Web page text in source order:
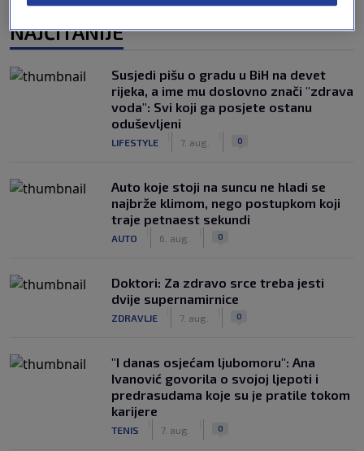
NAJČITANIJE
Susjedi pišu o gradu u BiH na devet
rijeka, a ime mu doslovno znači "zdrava
voda": Svi koji ga posjete ostanu
oduševljeni
LIFESTYLE 7. aug. 0
Auto koje stoji na suncu ne hladi se
najbrže klimom, nego postupkom koji
traje petnaest sekundi
AUTO 6. aug. 0
Doktori: Za zdravo srce treba jesti
dvije supernamirnice
ZDRAVLJE 7. aug. 0
"I danas osjećam ljubomoru": Ana
Ivanović govorila o svojoj ljepoti i
predrasudama koje su je pratile tokom
karijere
TENIS 7. aug. 0